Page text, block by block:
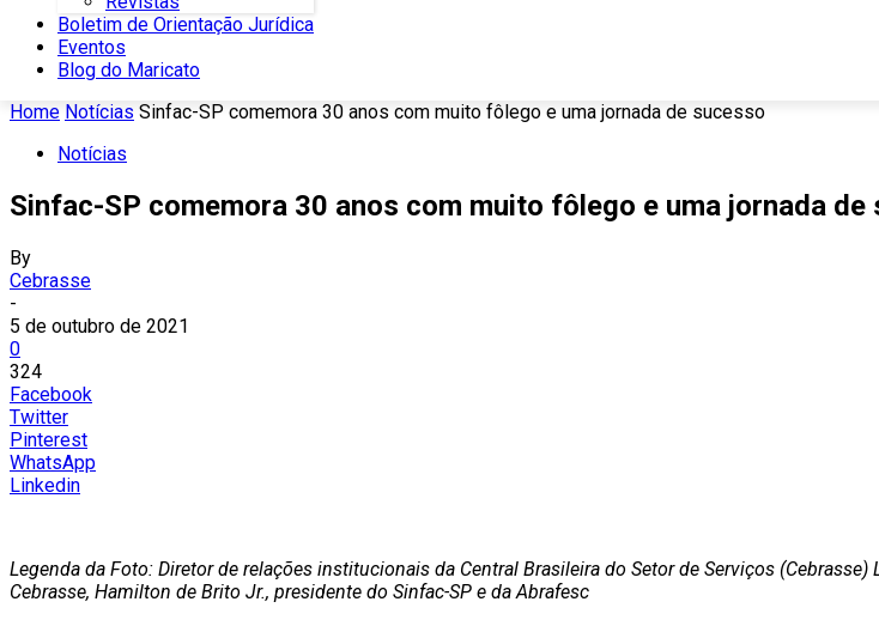
Boletim de Orientação Jurídica
Eventos
Blog do Maricato
Home Notícias Sinfac-SP comemora 30 anos com muito fôlego e uma jornada de sucesso
Notícias
Sinfac-SP comemora 30 anos com muito fôlego e uma jornada de
By
Cebrasse
-
5 de outubro de 2021
0
324
Facebook
Twitter
Pinterest
WhatsApp
Linkedin
Legenda da Foto: Diretor de relações institucionais da Central Brasileira do Setor de Serviços
Cebrasse, Hamilton de Brito Jr., presidente do Sinfac-SP e da Abrafesc